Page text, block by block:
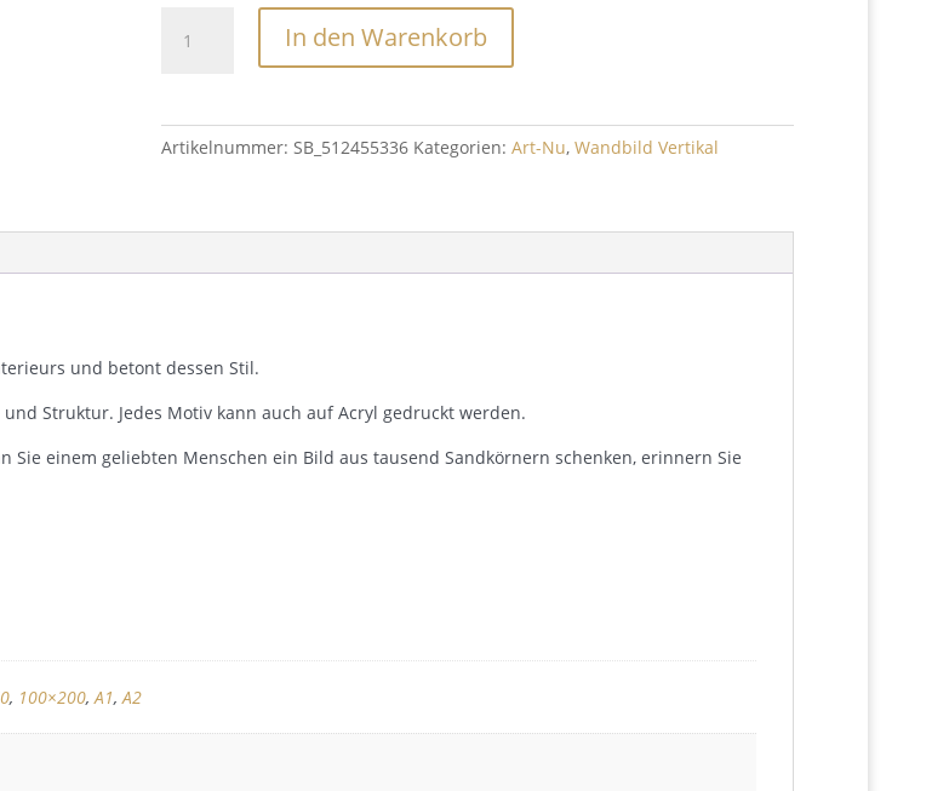
Menge
In den Warenkorb
Artikelnummer: SB_512455336 Kategorien: Art-Nu, Wandbild Vertikal
und betont dessen Stil.
Struktur. Jedes Motiv kann auch auf Acryl gedruckt werden.
Sie einem geliebten Menschen ein Bild aus tausend Sandkörnern schenken, erinnern Sie
, 100×200,A1,A2